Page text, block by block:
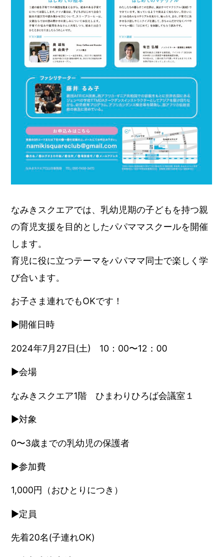
なみきスクエアでは、乳幼児期の子どもを持つ親
の育児支援を目的としたパパママスクールを開催
します。
育児に役に立つテーマをパパママ同士で楽しく学
び合います。
お子さま連れでもOKです！
▶︎開催日時
2024年7月27日(土) 10：00〜12：00
▶︎会場
なみきスクエア1階 ひまわりひろば会議室１
▶︎対象
0〜3歳までの乳幼児の保護者
▶︎参加費
1,000円（おひとりにつき）
▶︎定員
先着20名(子連れOK)